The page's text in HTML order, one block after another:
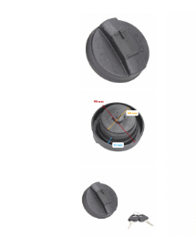
DAF XF Euro 6